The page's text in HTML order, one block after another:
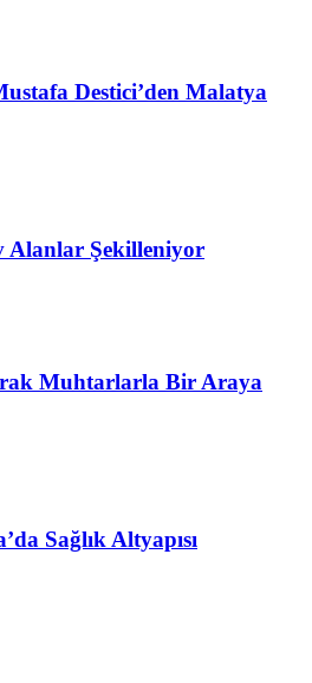
Destici’den Malatya
Alanlar Şekilleniyor
Muhtarlarla Bir Araya
Sağlık Altyapısı